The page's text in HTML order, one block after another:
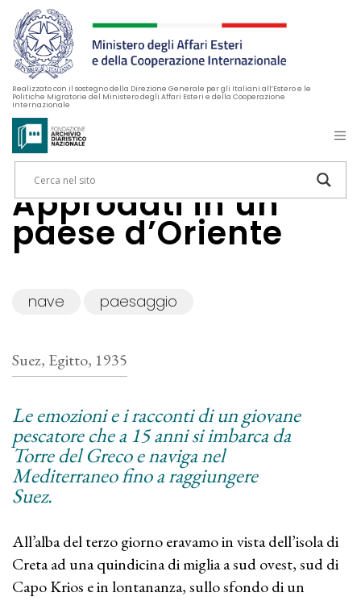
Realizzato con il sostegno della Direzione Generale per gli Italiani all’Estero e le
Politiche Migratorie del Ministero degli Affari Esteri e della Cooperazione
Internazionale
Approdati in un
paese d’Oriente
nave paesaggio
Suez, Egitto, 1935
Le emozioni e i racconti di un giovane
pescatore che a 15 anni si imbarca da
Torre del Greco e naviga nel
Mediterraneo fino a raggiungere
Suez.
All’alba del terzo giorno eravamo in vista dell’isola di
Creta ad una quindicina di miglia a sud ovest, sud di
Capo Krios e in lontananza, sullo sfondo di un